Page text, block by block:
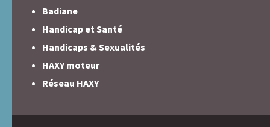
Badiane
Handicap et Santé
Handicaps & Sexualités
HAXY moteur
Réseau HAXY